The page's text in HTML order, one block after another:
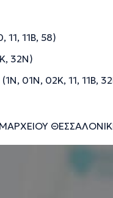
11, 11Β, 58)
32Ν)
01N, 02Κ, 11, 11B,